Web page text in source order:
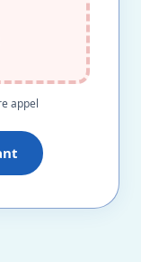
appel